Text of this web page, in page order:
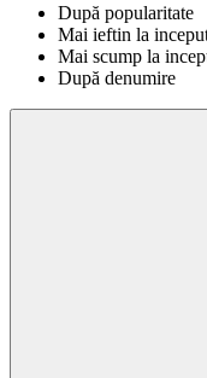
După popularitate
Mai ieftin la
Mai scump la
După denumire